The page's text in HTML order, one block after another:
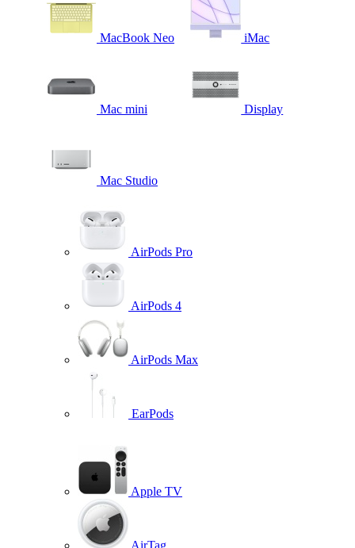
MacBook Neo iMac
Mac mini Display
Mac Studio
AirPods Pro
AirPods 4
AirPods Max
EarPods
Apple TV